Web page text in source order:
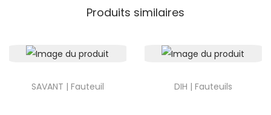
Produits similaires
SAVANT | Fauteuil DIH | Fauteuils